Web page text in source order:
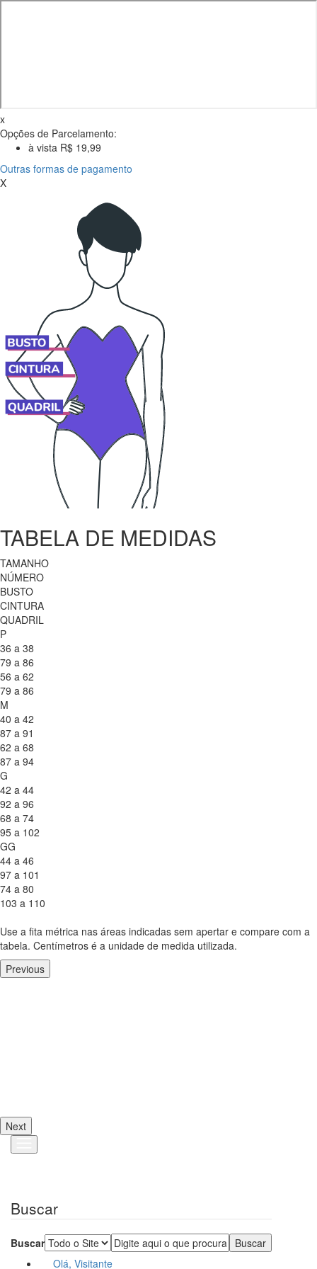
x
Opções de Parcelamento:
à vista R$ 19,99
Outras formas de pagamento
X
TABELA DE MEDIDAS
TAMANHO
NÚMERO
BUSTO
CINTURA
QUADRIL
P
36 a 38
79 a 86
56 a 62
79 a 86
M
40 a 42
87 a 91
62 a 68
87 a 94
G
42 a 44
92 a 96
68 a 74
95 a 102
GG
44 a 46
97 a 101
74 a 80
103 a 110
Use a fita métrica nas áreas indicadas sem apertar e compare com a
tabela. Centímetros é a unidade de medida utilizada.
Previous
Next
Buscar
Buscar
Olá, Visitante